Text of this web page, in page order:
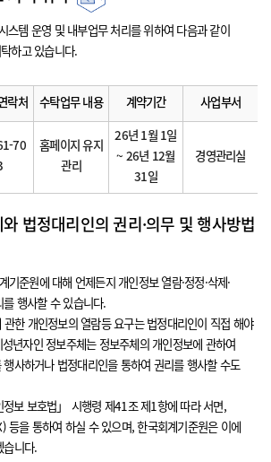
스템 운영 및 내부업무 처리를 위하여 다음과 같이
하고 있습니다.
락처 수탁업무 내용 계약기간 사업부서
70
홈페이지 유지
관리
26년 1월 1일
~ 26년 12월
31일
경영관리실
법정대리인의 권리·의무 및 행사방법
기준원에 대해 언제든지 개인정보 열람·정정·삭제·
행사할 수 있습니다.
한 개인정보의 열람등 요구는 법정대리인이 직접 해야
년자인 정보주체는 정보주체의 개인정보에 관하여
행사하거나 법정대리인을 통하여 권리를 행사할 수도
보 보호법」 시행령 제41조 제1항에 따라 서면,
등을 통하여 하실 수 있으며, 한국회계기준원은 이에
습니다.